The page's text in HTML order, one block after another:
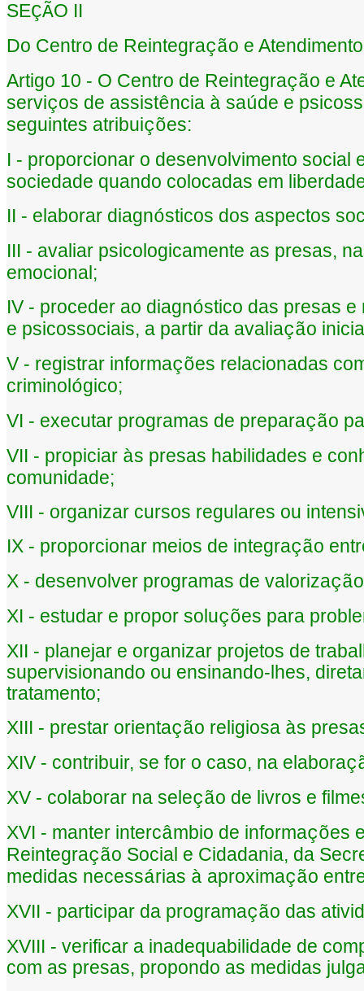
SEÇÃO II
Do Centro de Reintegração e
Artigo 10 - O Centro de Reintegração e
serviços de assistência à saúde e
seguintes atribuições:
I - proporcionar o desenvolvimento
sociedade quando colocadas em
II - elaborar diagnósticos dos aspectos
III - avaliar psicologicamente as presas,
emocional;
IV - proceder ao diagnóstico das presas e
e psicossociais, a partir da avaliação
V - registrar informações relacionadas
criminol ógico;
VI - executar programas de preparação
VII - propiciar às presas habilidades e
comunidade;
VIII - organizar cursos regulares ou
IX - proporcionar meios de integração
X - desenvolver programas de valorizaçã
XI - estudar e propor soluções para
XII - planejar e organizar projetos de
supervisionando ou ensinando-lhes,
tratamento;
XIII - prestar orientação religiosa às
XIV - contribuir, se for o caso, na elabora
XV - colaborar na seleção de livros e
XVI - manter intercâmbio de informações
Reintegração Social e Cidadania, da
medidas necessárias à aproximação
XVII - participar da programação das
XVIII - verificar a inadequabilidade de
com as presas, propondo as medidas